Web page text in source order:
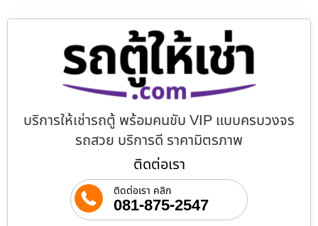
บริการให้เช่ารถตู้ พร้อมคนขับ VIP แบบครบวงจร
รถสวย บริการดี ราคามิตรภาพ
ติดต่อเรา
ติดต่อเรา คลิก
081-875-2547